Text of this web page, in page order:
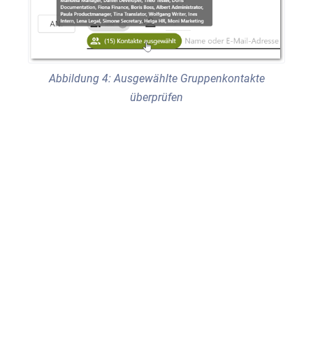
Abbildung 4: Ausgewählte Gruppenkontakte
überprüfen